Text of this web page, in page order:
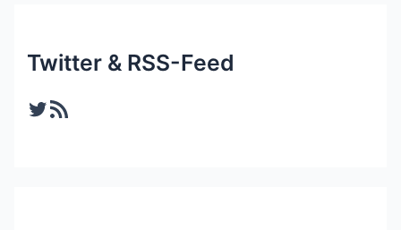
Twitter & RSS-Feed
Twitter RSS-Feed